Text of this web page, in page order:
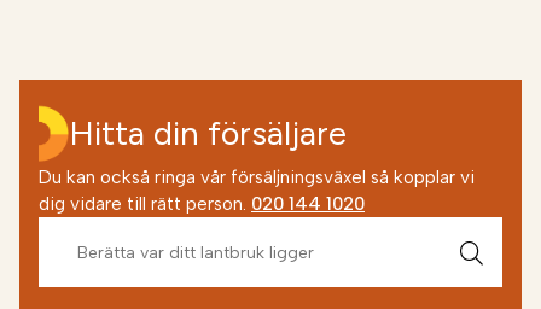
Hitta din försäljare
Du kan också ringa vår försäljningsväxel så kopplar vi
dig vidare till rätt person. 020 144 1020